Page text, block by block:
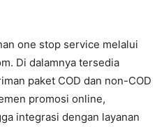
one stop service melalui
Di dalamnya tersedia
paket COD dan non-COD
promosi online,
integrasi dengan layanan